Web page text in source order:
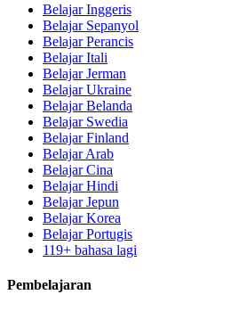
Belajar Inggeris
Belajar Sepanyol
Belajar Perancis
Belajar Itali
Belajar Jerman
Belajar Ukraine
Belajar Belanda
Belajar Swedia
Belajar Finland
Belajar Arab
Belajar Cina
Belajar Hindi
Belajar Jepun
Belajar Korea
Belajar Portugis
119+ bahasa lagi
Pembelajaran